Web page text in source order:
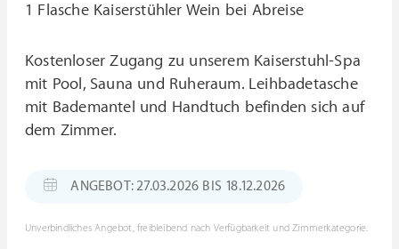
1 Flasche Kaiserstühler Wein bei Abreise
Kostenloser Zugang zu unserem Kaiserstuhl-Spa
mit Pool, Sauna und Ruheraum. Leihbadetasche
mit Bademantel und Handtuch befinden sich auf
dem Zimmer.
ANGEBOT: 27.03.2026 BIS 18.12.2026
Unverbindliches Angebot, freibleibend nach Verfügbarkeit und Zimmerkategorie.